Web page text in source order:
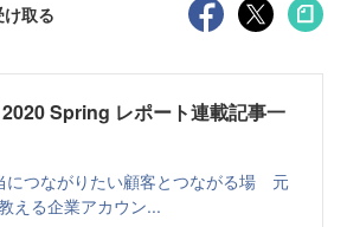
取る
Spring レポート連載記事一
につながりたい顧客とつながる場 元
える企業アカウン...